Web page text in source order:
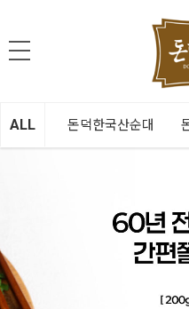
ALL 돈덕한국산순대